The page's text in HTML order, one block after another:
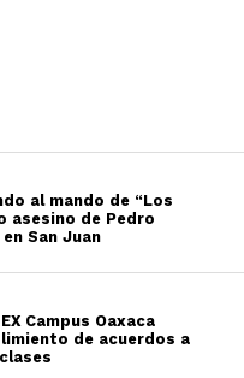
al mando de “Los
asesino de Pedro
San Juan
Campus Oaxaca
de acuerdos a